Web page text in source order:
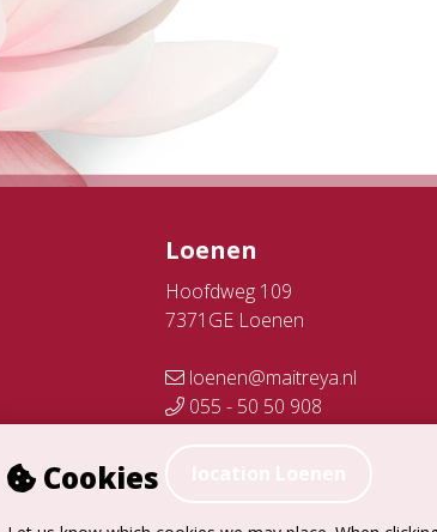
Cookies
Loenen
Hoofdweg 109
7371GE Loenen
loenen@maitreya.nl
055 - 50 50 908